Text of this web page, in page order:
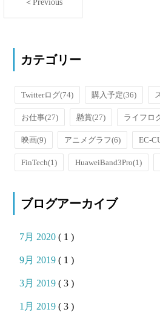
＜Previous
カテゴリー
Twitterログ(74) 購入予定(36)
お仕事(27) 懸賞(27) ライフロ
映画(9) アニメグラフ(6) EC-
FinTech(1) HuaweiBand3Pro(1)
ブログアーカイブ
7月 2020( 1 )
9月 2019( 1 )
3月 2019( 3 )
1月 2019( 3 )